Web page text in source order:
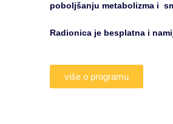
poboljšanju metabolizma i
Radionica je besplatna i
više o programu